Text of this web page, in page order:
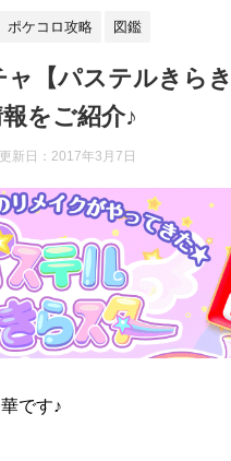
ポケコロ攻略 図鑑
【パステルきら
をご紹介♪
新日： 2017年3月7日
です♪